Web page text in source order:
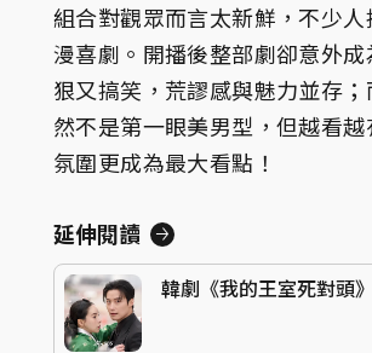
組合對觀眾而言太新鮮，不少
漫喜劇。開播後整部劇卻意外
狠又搞笑，荒謬感與魅力並存
然不是第一眼美男型，但越看
氛圍更成為最大看點！
延伸閱讀
韓劇《我的王室死對頭